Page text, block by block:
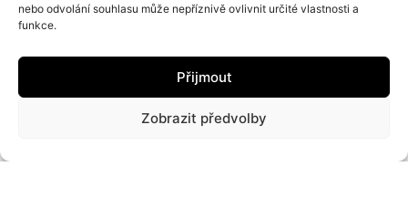
nebo odvolání souhlasu může nepříznivě ovlivnit určité vlastnosti a
funkce.
Přijmout
Zobrazit předvolby
VEPŘOVÁ PEČENĚ S KOSTÍ
PŘIDAT DO KOŠÍKU
VEPŘOVÁ ŽEBÍRKA NA GRIL
129Kč
PŘIDAT DO KOŠÍKU